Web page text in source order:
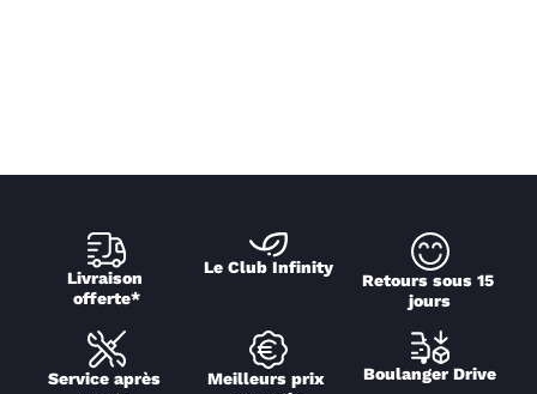
Livraison
offerte*
Le Club Infinity
Retours sous 15
jours
Service après
Meilleurs prix
Boulanger Drive